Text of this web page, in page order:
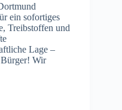
ein sofortiges
Treibstoffen und
Lage –
Bürger! Wir